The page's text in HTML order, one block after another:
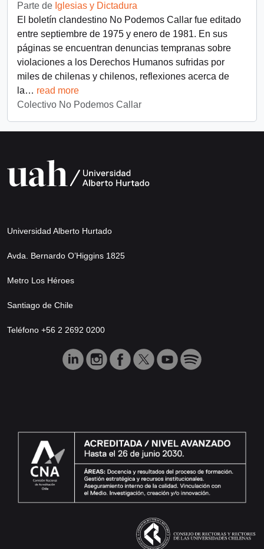
Parte de Iglesias y Dictadura
El boletín clandestino No Podemos Callar fue editado
entre septiembre de 1975 y enero de 1981. En sus
páginas se encuentran denuncias tempranas sobre
violaciones a los Derechos Humanos sufridas por
miles de chilenas y chilenos, reflexiones acerca de
la… read more
Colectivo No Podemos Callar
Universidad Alberto Hurtado
Avda. Bernardo O’Higgins 1825
Metro Los Héroes
Santiago de Chile
Teléfono +56 2 2692 0200